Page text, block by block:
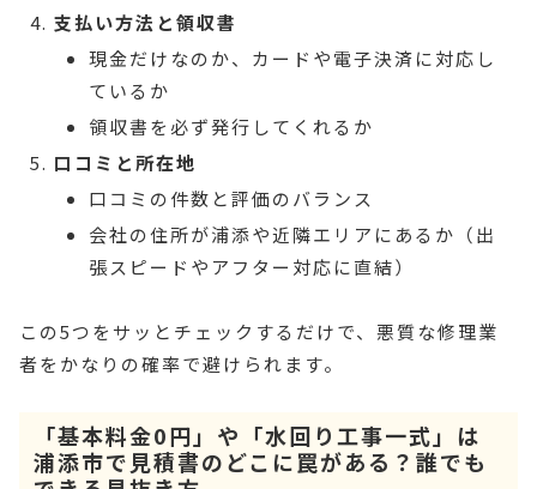
支払い方法と領収書
現金だけなのか、カードや電子決済に対応し
ているか
領収書を必ず発行してくれるか
口コミと所在地
口コミの件数と評価のバランス
会社の住所が浦添や近隣エリアにあるか（出
張スピードやアフター対応に直結）
この5つをサッとチェックするだけで、悪質な修理業
者をかなりの確率で避けられます。
「基本料金0円」や「水回り工事一式」は
浦添市で見積書のどこに罠がある？誰でも